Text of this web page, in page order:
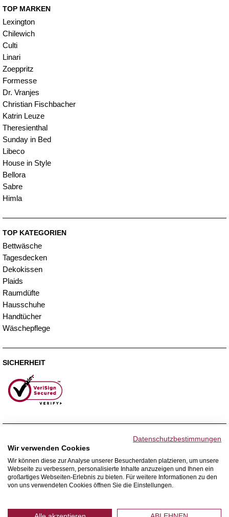
TOP MARKEN
Lexington
Chilewich
Culti
Linari
Zoeppritz
Formesse
Dr. Vranjes
Christian Fischbacher
Katrin Leuze
Theresienthal
Sunday in Bed
Libeco
House in Style
Bellora
Sabre
Himla
TOP KATEGORIEN
Bettwäsche
Tagesdecken
Dekokissen
Plaids
Raumdüfte
Hausschuhe
Handtücher
Wäschepflege
SICHERHEIT
WIR VERSENDEN MIT
Datenschutzbestimmungen
Wir verwenden Cookies
Wir können diese zur Analyse unserer Besucherdaten platzieren, um unsere
Webseite zu verbessern, personalisierte Inhalte anzuzeigen und Ihnen ein
großartiges Webseiten-Erlebnis zu bieten. Für weitere Informationen zu den
von uns verwendeten Cookies öffnen Sie die Einstellungen.